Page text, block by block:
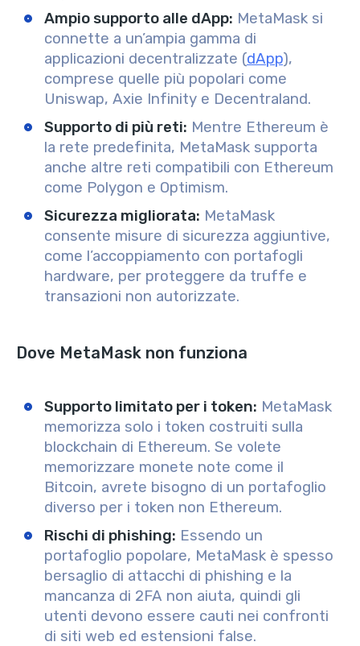
Ampio supporto alle dApp: MetaMask si
connette a un’ampia gamma di
applicazioni decentralizzate (dApp),
comprese quelle più popolari come
Uniswap, Axie Infinity e Decentraland.
Supporto di più reti: Mentre Ethereum è
la rete predefinita, MetaMask supporta
anche altre reti compatibili con Ethereum
come Polygon e Optimism.
Sicurezza migliorata: MetaMask
consente misure di sicurezza aggiuntive,
come l’accoppiamento con portafogli
hardware, per proteggere da truffe e
transazioni non autorizzate.
Dove MetaMask non funziona
Supporto limitato per i token: MetaMask
memorizza solo i token costruiti sulla
blockchain di Ethereum. Se volete
memorizzare monete note come il
Bitcoin, avrete bisogno di un portafoglio
diverso per i token non Ethereum.
Rischi di phishing: Essendo un
portafoglio popolare, MetaMask è spesso
bersaglio di attacchi di phishing e la
mancanza di 2FA non aiuta, quindi gli
utenti devono essere cauti nei confronti
di siti web ed estensioni false.